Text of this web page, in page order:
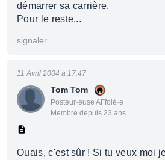
démarrer sa carrière.
Pour le reste...
signaler
Tom Tom
Posteur·euse AFfolé·e
Membre depuis 23 ans
11 Avril 2004 à 17:47
Ouais, c'est sûr ! Si tu veux moi